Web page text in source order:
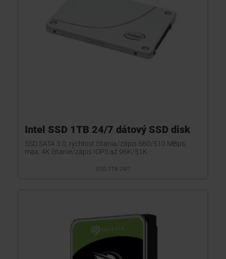
Intel SSD 1TB 24/7 dátový SSD disk
SSD SATA 3.0, rýchlosť čítania/zápis 560/510 MBps,
max. 4K čítanie/zápis IOPS až 96K/51K
SSD 1TB 24/7